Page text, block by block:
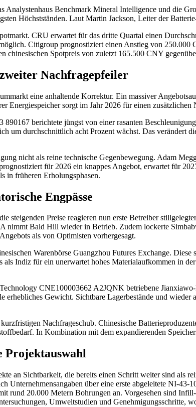
Analystenhaus Benchmark Mineral Intelligence und die
Höchstständen. Laut Martin Jackson, Leiter der
CRU erwartet für das dritte Quartal einen
Citigroup prognostiziert einen Anstieg von
chinesischen Spotpreis von zuletzt 165.500 CNY
Nachfragepfeiler
eine anhaltende Korrektur. Ein massiver
Energiespeicher sorgt im Jahr 2026 für einen
890167 berichtete jüngst von einer rasanten
um durchschnittlich acht Prozent wächst. Das verändert
nicht als reine technische Gegenbewegung. Adam
für 2026 ein knappes Angebot, erwartet für
in früheren Erholungsphasen.
Engpässe
steigenden Preise reagieren nun erste Betreiber
nimmt Bald Hill wieder in Betrieb. Zudem lockerte
als von Optimisten vorhergesagt.
Warenbörse Guangzhou Futures Exchange.
als Indiz für ein unerwartet hohes Materialaufkommen in
CNE100003662A2JQNK betriebene
erhebliches Gewicht. Sichtbare Lagerbestände und
Nachfrageschub. Chinesische
In Kombination mit dem expandierenden
Projektauswahl
an Sichtbarkeit, die bereits einen Schritt weiter sind als
Unternehmensangaben über eine erste abgeleitete NI-
rund 20.000 Metern Bohrungen an. Vorgesehen sind
Umweltstudien und Genehmigungsschritte,